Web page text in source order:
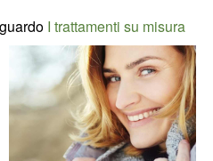
I trattamenti su misura